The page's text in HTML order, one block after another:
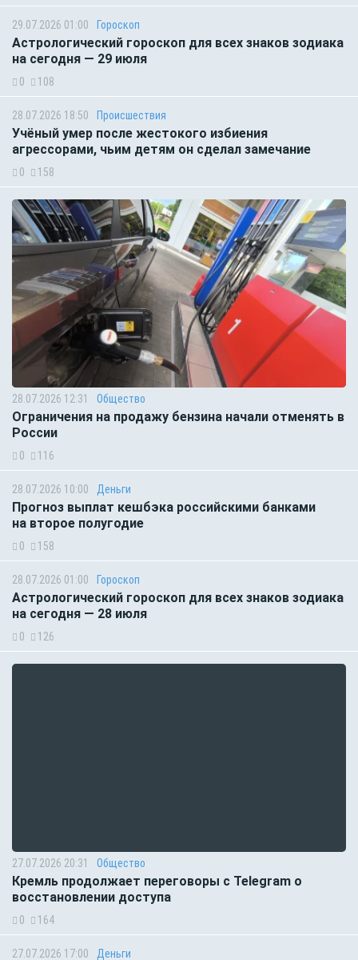
29.07.2026 01:00 Гороскоп
Астрологический гороскоп для всех знаков зодиака
на сегодня — 29 июля
0 108
28.07.2026 18:50 Происшествия
Учёный умер после жестокого избиения
агрессорами, чьим детям он сделал замечание
0 158
28.07.2026 12:31 Общество
Ограничения на продажу бензина начали отменять в
России
0 116
28.07.2026 10:00 Деньги
Прогноз выплат кешбэка российскими банками
на второе полугодие
0 158
28.07.2026 01:00 Гороскоп
Астрологический гороскоп для всех знаков зодиака
на сегодня — 28 июля
0 126
27.07.2026 20:31 Общество
Кремль продолжает переговоры с Telegram о
восстановлении доступа
0 164
27.07.2026 17:00 Деньги